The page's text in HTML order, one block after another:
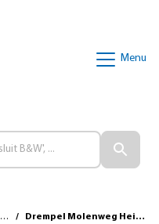
Menu
Drempel Molenweg Heino